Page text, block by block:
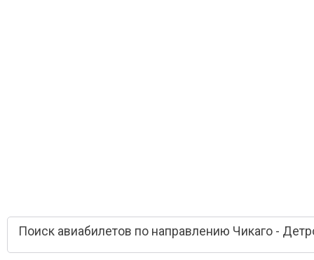
Поиск авиабилетов по направлению Чикаго -